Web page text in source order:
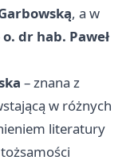
, a w
o. dr hab. Paweł
– znana z
w różnych
literatury